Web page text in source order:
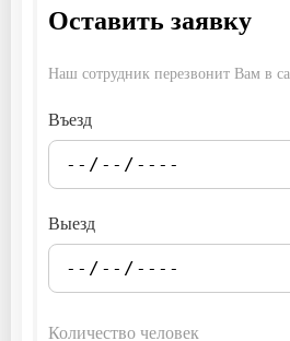
Оставить заявку
Наш сотрудник перезвонит Вам в
Въезд
Выезд